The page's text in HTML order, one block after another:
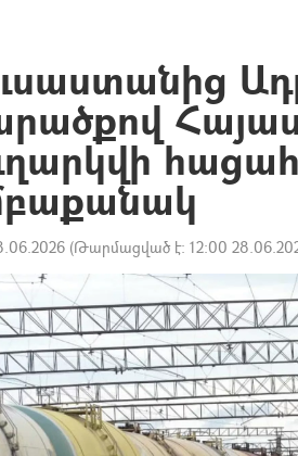
(Թարմացված է: 12:00